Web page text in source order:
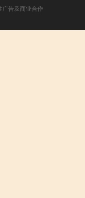
告及商业合作